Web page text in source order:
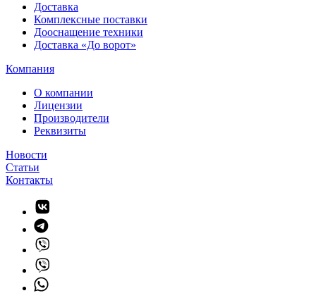
Доставка
Комплексные поставки
Дооснащение техники
Доставка «До ворот»
Компания
О компании
Лицензии
Производители
Реквизиты
Новости
Статьи
Контакты